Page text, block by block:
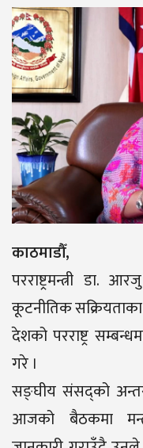
काठमाडौँ,
परराष्ट्रमन्त्री डा.
कूटनीतिक
देशको परराष्ट्र
गरे ।
सङ्घीय संसद्को
आजको बैठकमा